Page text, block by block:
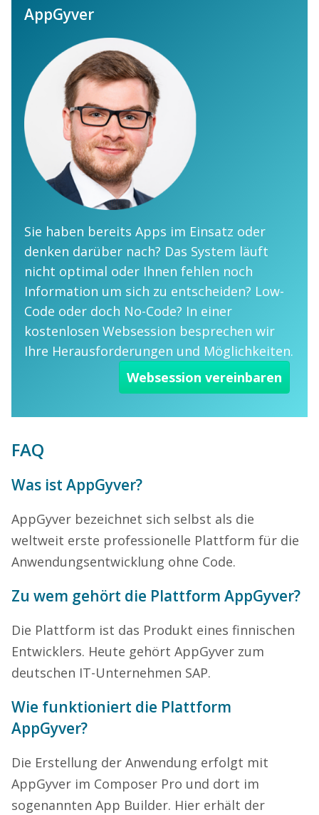
AppGyver
Sie haben bereits Apps im Einsatz oder
denken darüber nach? Das System läuft
nicht optimal oder Ihnen fehlen noch
Information um sich zu entscheiden? Low-
Code oder doch No-Code? In einer
kostenlosen Websession besprechen wir
Ihre Herausforderungen und Möglichkeiten.
Websession vereinbaren
FAQ
Was ist AppGyver?
AppGyver bezeichnet sich selbst als die
weltweit erste professionelle Plattform für die
Anwendungsentwicklung ohne Code.
Zu wem gehört die Plattform AppGyver?
Die Plattform ist das Produkt eines finnischen
Entwicklers. Heute gehört AppGyver zum
deutschen IT-Unternehmen SAP.
Wie funktioniert die Plattform
AppGyver?
Die Erstellung der Anwendung erfolgt mit
AppGyver im Composer Pro und dort im
sogenannten App Builder. Hier erhält der